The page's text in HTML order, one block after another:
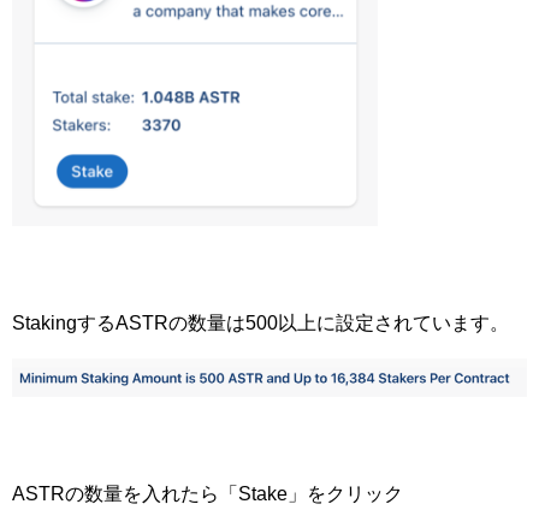
StakingするASTRの数量は500以上に設定されています。
ASTRの数量を入れたら「Stake」をクリック